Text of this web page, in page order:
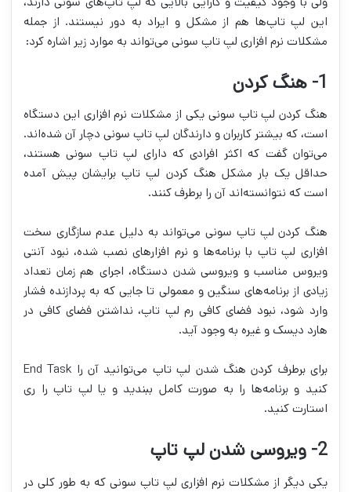
این لپ تاپ‌ها هم از مشکل و ایراد به دور نیستند. از جمله
مشکلات نرم افزاری لپ تاپ سونی می‌تواند به موارد زیر اشاره کرد:
1- هنگ کردن
هنگ کردن لپ تاپ سونی یکی از مشکلات نرم افزاری این دستگاه
است، که بیشتر کاربران و دارندگان لپ تاپ سونی دچار آن شده‌اند.
می‌توان گفت که اکثر افرادی که دارای لپ تاپ سونی هستند،
حداقل یک بار مشکل هنگ کردن لپ تاپ برایشان پیش آمده
است که نتوانسته‌اند آن را برطرف کنند.
هنگ کردن لپ تاپ سونی می‌تواند به دلیل عدم سازگاری سخت
افزاری لپ تاپ با برنامه‌ها و نرم افزارهای نصب شده، نبود آنتی
ویروس مناسب و ویروسی شدن دستگاه، اجرای هم زمان تعداد
زیادی از برنامه‌های سنگین و معمولی تا جایی که به پردازنده فشار
وارد شود، نبود فضای کافی رم لپ تاپ، نداشتن فضای کافی در
هارد دیسک و غیره به وجود آید.
برای برطرف کردن هنگ شدن لپ تاپ می‌توانید آن را End Task
کنید و برنامه‌ها را به صورت کامل ببندید و یا لپ تاپ را ری
استارت کنید.
2- ویروسی شدن لپ تاپ
یکی دیگر از مشکلات نرم افزاری لپ تاپ سونی که به طور کلی در